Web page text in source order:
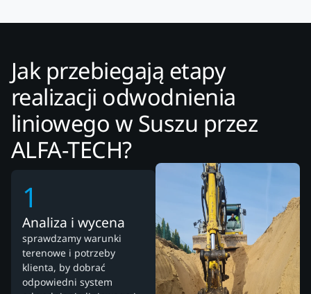
Jak przebiegają etapy
realizacji odwodnienia
liniowego w Suszu przez
ALFA-TECH?
1
Analiza i wycena
sprawdzamy warunki
terenowe i potrzeby
klienta, by dobrać
odpowiedni system